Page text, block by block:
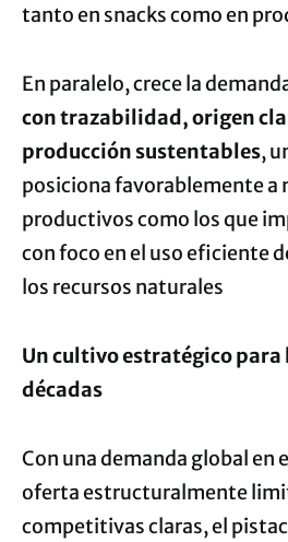
tanto en snacks como en
En paralelo, crece la
con trazabilidad, origen
producción sustentables,
posiciona favorablemente a
productivos como los que
con foco en el uso eficiente
los recursos naturales
Un cultivo estratégico para
décadas
Con una demanda global en
oferta estructuralmente
competitivas claras, el